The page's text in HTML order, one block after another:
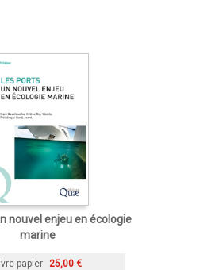
nouvel enjeu en écologie
marine
papier 25,00 €